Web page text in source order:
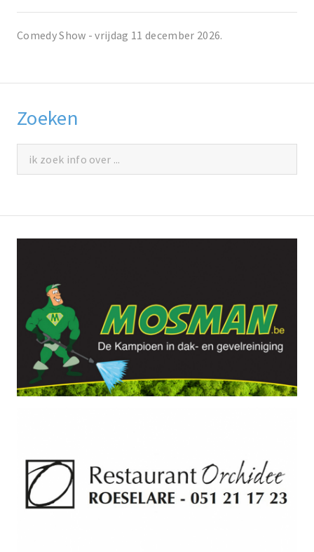
Comedy Show - vrijdag 11 december 2026.
Zoeken